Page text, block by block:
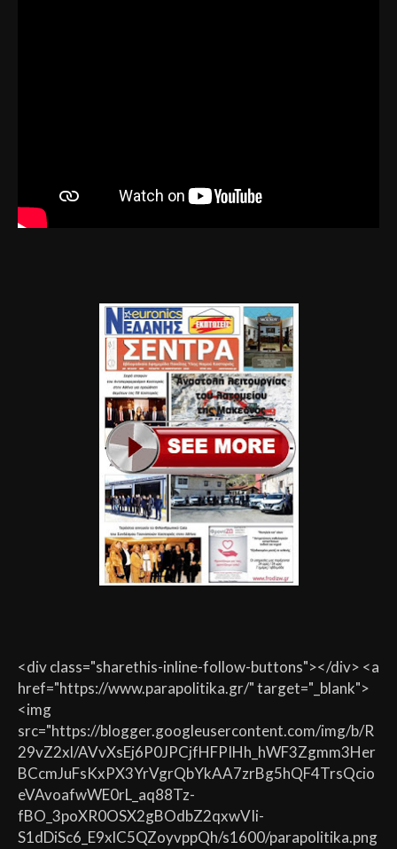
<div class="sharethis-inline-follow-buttons"></div> <a
href="https://www.parapolitika.gr/" target="_blank">
<img
src="https://blogger.googleusercontent.com/img/b/R
29vZ2xl/AVvXsEj6P0JPCjfHFPIHh_hWF3Zgmm3Her
BCcmJuFsKxPX3YrVgrQbYkAA7zrBg5hQF4TrsQcio
eVAvoafwWE0rL_aq88Tz-
fBO_3poXR0OSX2gBOdbZ2qxwVIi-
S1dDiSc6_E9xlC5QZoyvppQh/s1600/parapolitika.png